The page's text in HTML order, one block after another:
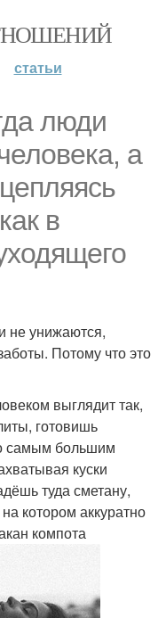
статьи
люди
а
в
не унижаются,
Потому что это
выглядит так,
готовишь
самым большим
куски
туда сметану,
котором аккуратно
компота